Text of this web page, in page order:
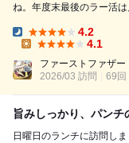
ね。年度末最後のラー活
んを。そしてパツパツ細
Dinner:
4.2
4.1
ファーストファザー
2026/03 訪問
69回
旨みしっかり、パン
日曜日のランチに訪問しました。 大曲駅から徒歩圏内で